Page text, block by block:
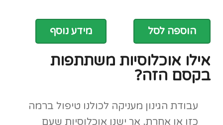
אלו האוכלוסיות המרבות היום להתנסות
ולהתאהב בטיפול בעזרת גינון:
נערים ונערות בסיכון – לא מעט
נערים ונערות בסיכון מוצאים את